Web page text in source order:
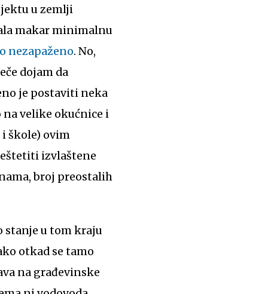
u zemlji
makar minimalnu
nezapaženo. No,
dojam da
je postaviti neka
velike okućnice i
i škole) ovim
izvlaštene
broj preostalih
stanje u tom kraju
otkad se tamo
na građevinske